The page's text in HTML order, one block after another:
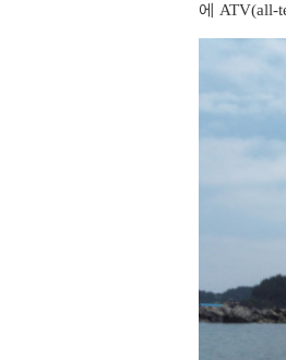
에 ATV(all-